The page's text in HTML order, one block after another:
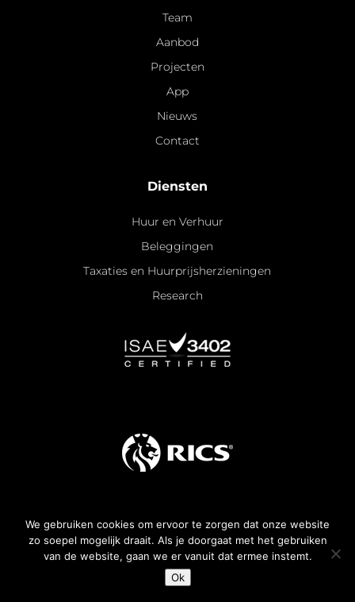
Team
Aanbod
Projecten
App
Nieuws
Contact
Diensten
Huur en Verhuur
Beleggingen
Taxaties en Huurprijsherzieningen
Research
Algemene voorwaarden
All rights reserved —2026
We gebruiken cookies om ervoor te zorgen dat onze website
zo soepel mogelijk draait. Als je doorgaat met het gebruiken
van de website, gaan we er vanuit dat ermee instemt.
Ok